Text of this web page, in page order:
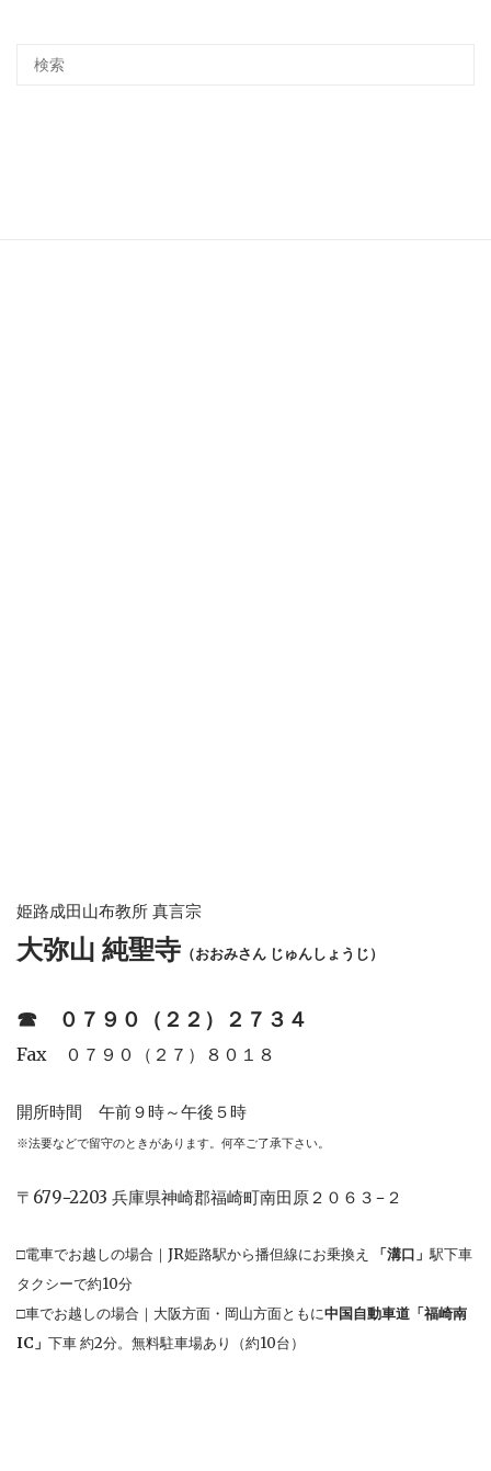
姫路成田山布教所 真言宗
大弥山 純聖寺 （おおみさん じゅんしょうじ）
☎︎ ０７９０（２２）２７３４
Fax ０７９０（２７）８０１８
開所時間 午前９時～午後５時
※法要などで留守のときがあります。何卒ご了承下さい。
〒679−2203 兵庫県神崎郡福崎町南田原２０６３−２
□電車でお越しの場合｜JR姫路駅から播但線にお乗換え 「溝口」駅下車
タクシーで約10分
□車でお越しの場合｜大阪方面・岡山方面ともに中国自動車道「福崎南
IC」 下車 約2分。無料駐車場あり（約10台）